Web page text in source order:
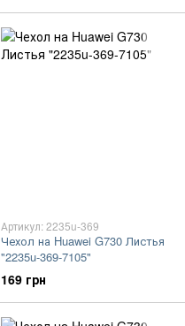
Артикул: 2235u-369
Чехол на Huawei G730 Листья
"2235u-369-7105"
169 грн